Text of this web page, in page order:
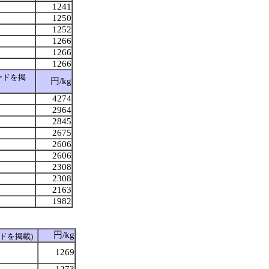
1241
1250
1252
1266
1266
1266
ドを掲
円/kg
4274
2964
2845
2675
2606
2606
2308
2308
2163
1982
を掲載)
円/kg
1269